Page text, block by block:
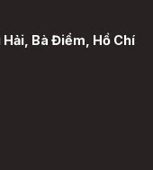
Bà Điểm, Hồ Chí